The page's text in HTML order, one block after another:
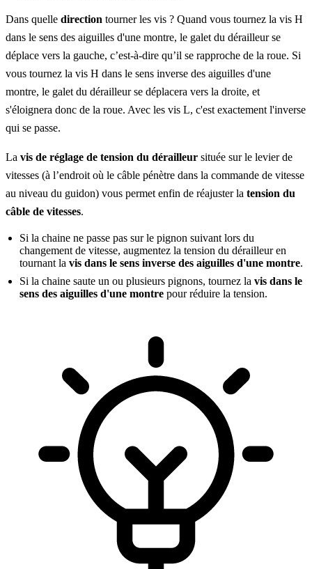
Dans quelle direction tourner les vis ? Quand vous tournez la vis H
dans le sens des aiguilles d'une montre, le galet du dérailleur se
déplace vers la gauche, c’est-à-dire qu’il se rapproche de la roue. Si
vous tournez la vis H dans le sens inverse des aiguilles d'une
montre, le galet du dérailleur se déplacera vers la droite, et
s'éloignera donc de la roue. Avec les vis L, c'est exactement l'inverse
qui se passe.
La vis de réglage de tension du dérailleur située sur le levier de
vitesses (à l’endroit où le câble pénètre dans la commande de vitesse
au niveau du guidon) vous permet enfin de réajuster la tension du
câble de vitesses.
Si la chaine ne passe pas sur le pignon suivant lors du
changement de vitesse, augmentez la tension du dérailleur en
tournant la vis dans le sens inverse des aiguilles d'une montre.
Si la chaine saute un ou plusieurs pignons, tournez la vis dans le
sens des aiguilles d'une montre pour réduire la tension.